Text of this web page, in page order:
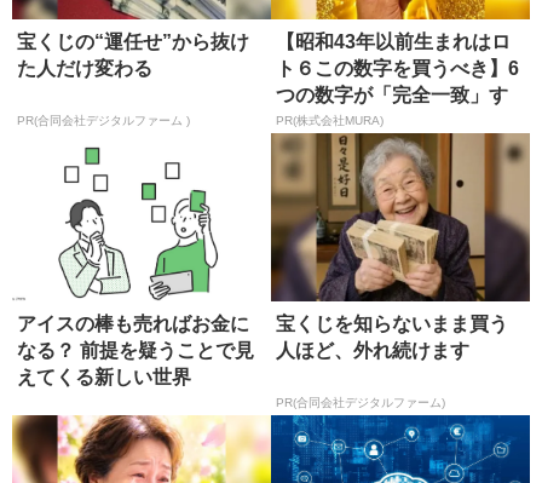
宝くじの“運任せ”から抜け
た人だけ変わる
PR(合同会社デジタルファーム )
【昭和43年以前生まれはロ
ト６この数字を買うべき】6
つの数字が「完全一致」す
る方...
PR(株式会社MURA)
アイスの棒も売ればお金に
なる？ 前提を疑うことで見
えてくる新しい世界
宝くじを知らないまま買う
人ほど、外れ続けます
PR(合同会社デジタルファーム)